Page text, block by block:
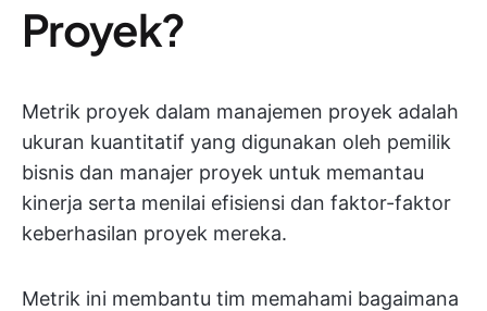
Proyek?
Metrik proyek dalam manajemen proyek adalah
ukuran kuantitatif yang digunakan oleh pemilik
bisnis dan manajer proyek untuk memantau
kinerja serta menilai efisiensi dan faktor-faktor
keberhasilan proyek mereka.
Metrik ini membantu tim memahami bagaimana